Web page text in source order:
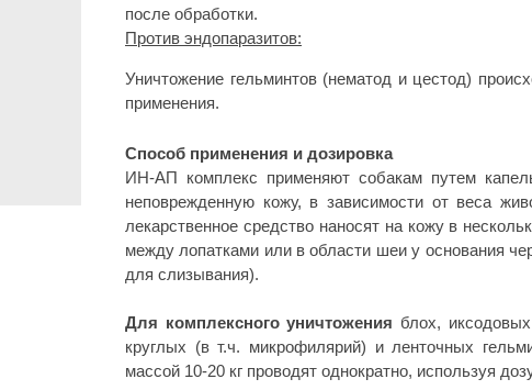
после обработки.
Против эндопаразитов:
Уничтожение гельминтов (нематод и цестод)
применения.
Способ применения и дозировка
ИН-АП комплекс применяют собакам путем
неповрежденную кожу, в зависимости от веса
лекарственное средство наносят на кожу в
между лопатками или в области шеи у основания
для слизывания).
Для комплексного уничтожения блох,
круглых (в т.ч. микрофилярий) и ленточных
массой 10-20 кг проводят однократно, используя